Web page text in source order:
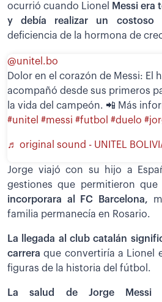
ocurrió cuando Lionel
Messi era
y debía realizar un costoso
deficiencia de la hormona de
@unitel.bo
Dolor en el corazón de Messi: El
acompañó desde sus primeros
la vida del campeón. 📲 Más
#unitel #messi #futbol #duelo
♬ original sound - UNITEL
Jorge viajó con su hijo a
gestiones que permitieron
incorporara al FC Barcelona,
familia permanecía en Rosario.
La llegada al club catalán
carreraque convertiría a Lionel
figuras de la historia del fútbol.
La salud de Jorge Messi